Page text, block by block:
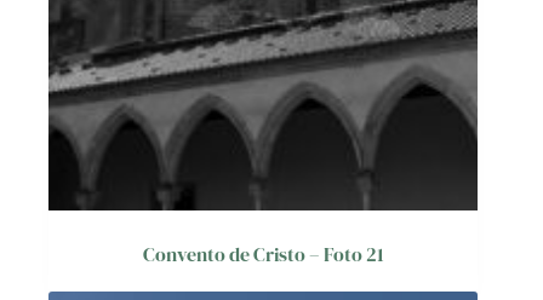
Convento de Cristo – Foto 21